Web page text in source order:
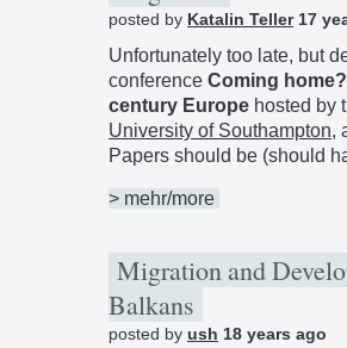
posted by Katalin Teller17
Unfortunately too late, but
conference Coming
century Europe hosted by
University of Southampton,
Papers should be (should
> mehr/more
Migration and
Balkans
posted by ush 18 years ago